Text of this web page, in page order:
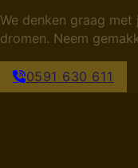
We denken graag
dromen. Neem
0591 630 611